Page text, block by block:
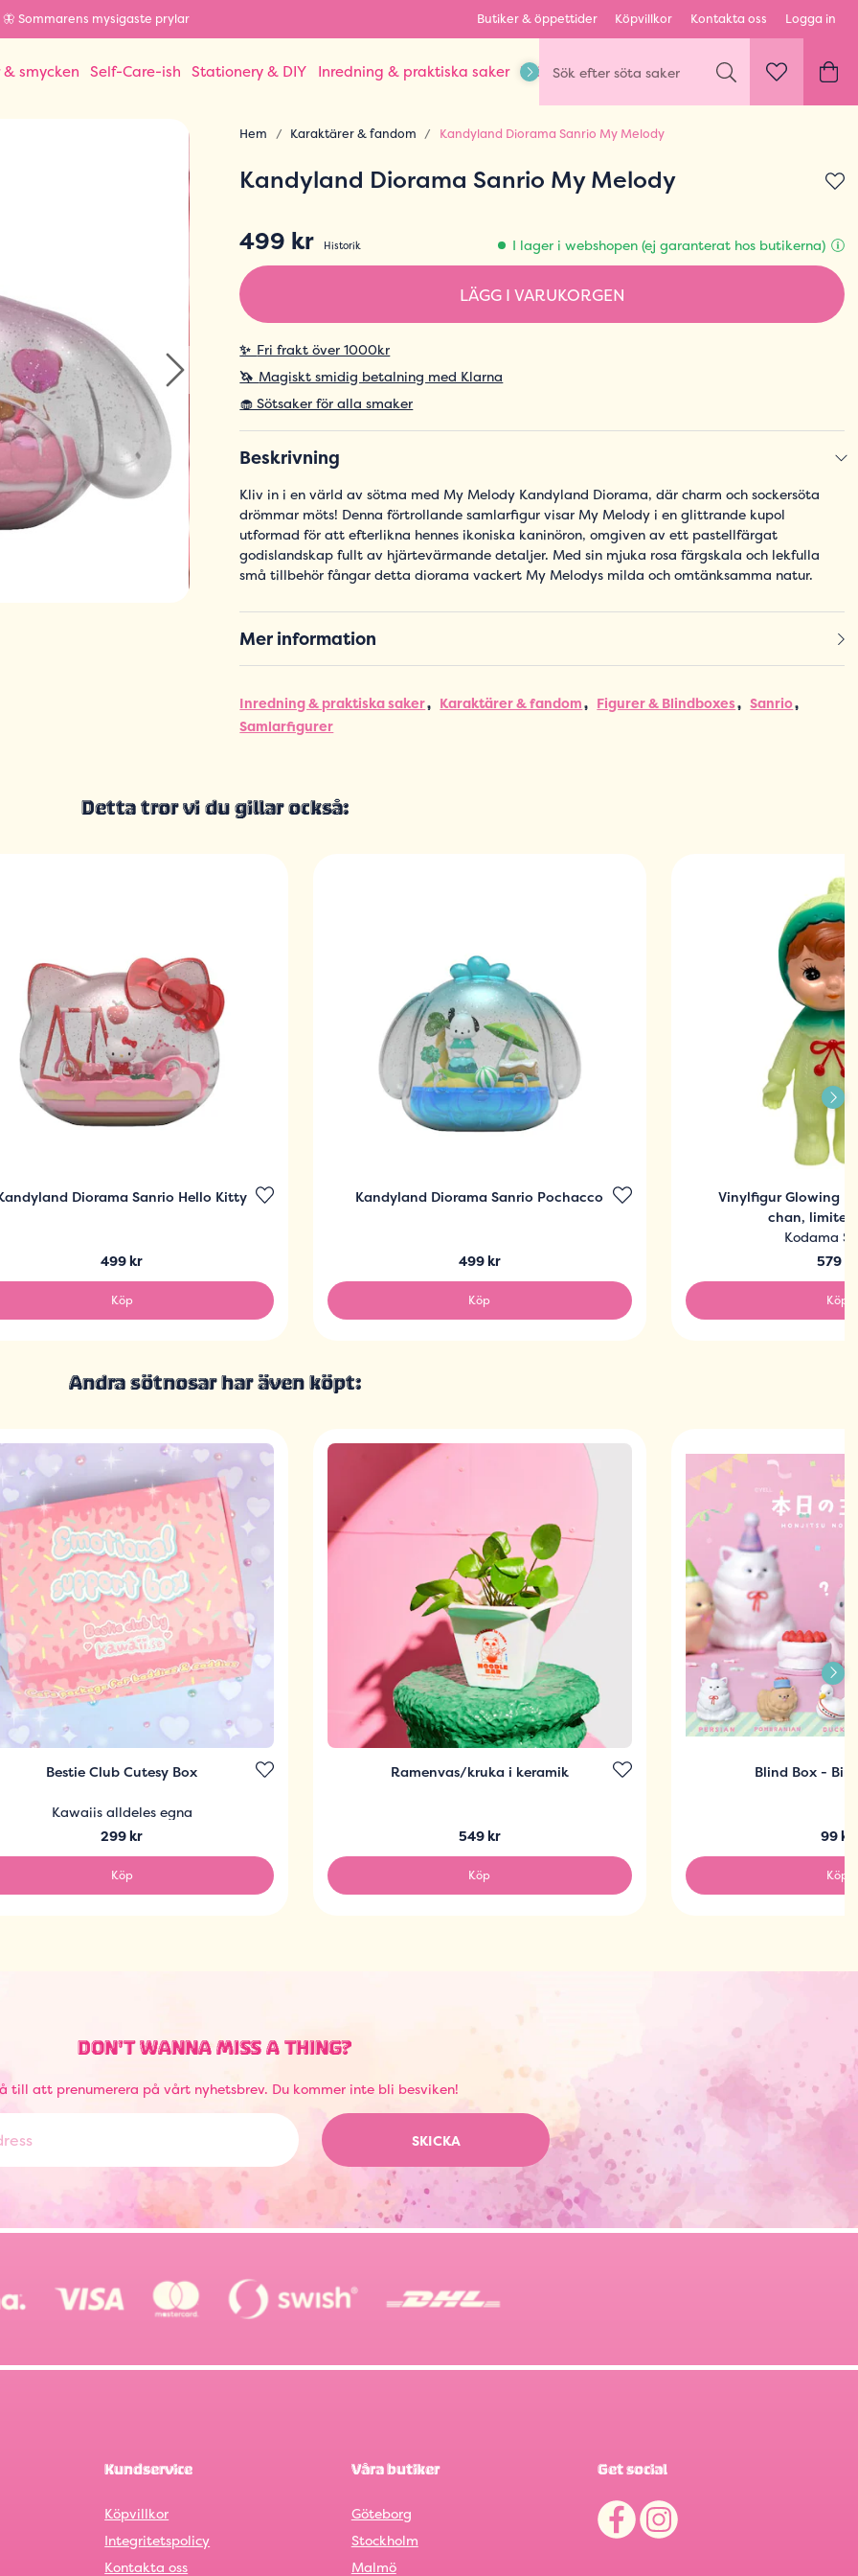
🦋 Sommarens mysigaste prylar Butiker & öppettider Köpvillkor Kontakta oss Logga in
smycken Self-Care-ish Stationery & DIY Inredning & praktiska saker Kläder & Outfits Karaktärer & fandom
Hem Karaktärer & fandom Kandyland Diorama Sanrio My Melody
Kandyland Diorama Sanrio My Melody
499 kr
Historik I lager i webshopen (ej garanterat hos butikerna)
LÄGG I VARUKORGEN
✨ Fri frakt över 1000kr
🦄 Magiskt smidig betalning med Klarna
🧁 Sötsaker för alla smaker
Beskrivning
Kliv in i en värld av sötma med My Melody Kandyland Diorama, där charm och sockersöta
drömmar möts! Denna förtrollande samlarfigur visar My Melody i en glittrande kupol
utformad för att efterlikna hennes ikoniska kaninöron, omgiven av ett pastellfärgat
godislandskap fullt av hjärtevärmande detaljer. Med sin mjuka rosa färgskala och lekfulla
små tillbehör fångar detta diorama vackert My Melodys milda och omtänksamma natur.
Mer information
Inredning & praktiska saker Karaktärer & fandom Figurer & Blindboxes
Sanrio
Samlarfigurer
Detta tror vi du gillar också:
Diorama Sanrio Hello Kitty
499 kr
Köp
Kandyland Diorama Sanrio Pochacco
499 kr
Köp
Vinylfigur Glowing
chan,
Kodama
579 kr
Köp
Andra sötnosar har även köpt:
Bestie Club Cutesy Box
Kawaiis alldeles egna
299 kr
Köp
Ramenvas/kruka i keramik
549 kr
Köp
Blind Box -
99 kr
Köp
DON'T WANNA MISS A THING?
till att prenumerera på vårt nyhetsbrev. Du kommer inte bli besviken!
SKICKA
Kundservice
Köpvillkor
Integritetspolicy
Kontakta oss
Våra butiker
Göteborg
Stockholm
Malmö
Get social